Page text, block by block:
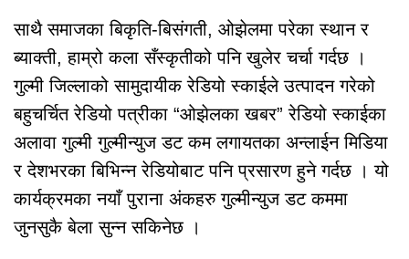
साथै समाजका बिकृति-बिसंगती, ओझेलमा परेका स्थान र
ब्याक्ती, हाम्रो कला सँस्कृतीको पनि खुलेर चर्चा गर्दछ ।
गुल्मी जिल्लाको सामुदायीक रेडियो स्काईले उत्पादन गरेको
बहुचर्चित रेडियो पत्रीका “ओझेलका खबर” रेडियो स्काईका
अलावा गुल्मी गुल्मीन्युज डट कम लगायतका अन्लाईन मिडिया
र देशभरका बिभिन्न रेडियोबाट पनि प्रसारण हुने गर्दछ । यो
कार्यक्रमका नयाँ पुराना अंकहरु गुल्मीन्युज डट कममा
जुनसुकै बेला सुन्न सकिनेछ ।